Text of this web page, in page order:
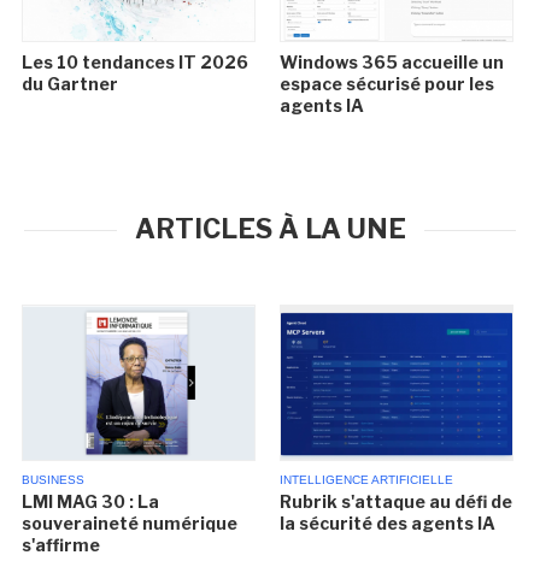
Les 10 tendances IT 2026
du Gartner
Windows 365 accueille un
espace sécurisé pour les
agents IA
ARTICLES À LA UNE
BUSINESS
LMI MAG 30 : La
souveraineté numérique
s'affirme
INTELLIGENCE ARTIFICIELLE
Rubrik s'attaque au défi de
la sécurité des agents IA